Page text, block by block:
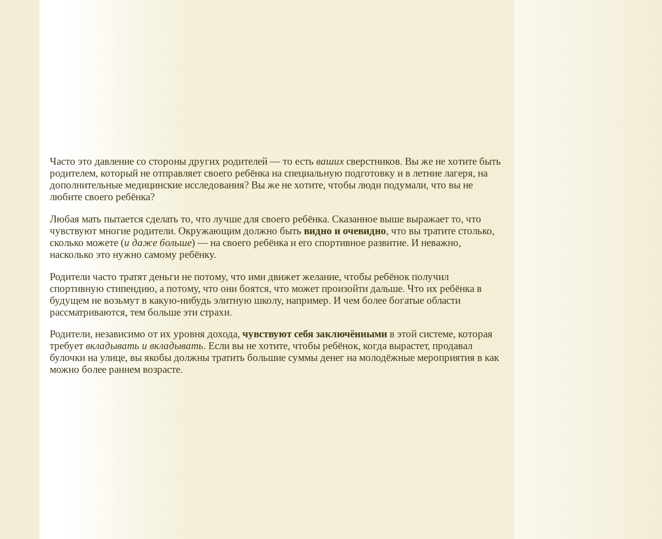
Часто это давление со стороны других родителей — то есть ваших сверстников. Вы же не хотите быть
родителем, который не отправляет своего ребёнка на специальную подготовку и в летние лагеря, на
дополнительные медицинские исследования? Вы же не хотите, чтобы люди подумали, что вы не
любите своего ребёнка?
Любая мать пытается сделать то, что лучше для своего ребёнка. Сказанное выше выражает то, что
чувствуют многие родители. Окружающим должно быть видно и очевидно, что вы тратите столько,
сколько можете (и даже больше) — на своего ребёнка и его спортивное развитие. И неважно,
насколько это нужно самому ребёнку.
Родители часто тратят деньги не потому, что ими движет желание, чтобы ребёнок получил
спортивную стипендию, а потому, что они боятся, что может произойти дальше. Что их ребёнка в
будущем не возьмут в какую-нибудь элитную школу, например. И чем более богатые области
рассматриваются, тем больше эти страхи.
Родители, независимо от их уровня дохода, чувствуют себя заключённымив этой системе, которая
требует вкладывать и вкладывать. Если вы не хотите, чтобы ребёнок, когда вырастет, продавал
булочки на улице, вы якобы должны тратить большие суммы денег на молодёжные мероприятия в как
можно более раннем возрасте.